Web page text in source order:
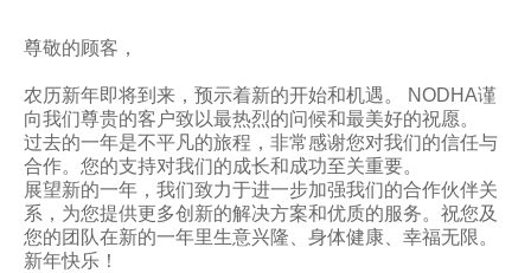
尊敬的顾客，
农历新年即将到来，预示着新的开始和机遇。 NODHA谨
向我们尊贵的客户致以最热烈的问候和最美好的祝愿。
过去的一年是不平凡的旅程，非常感谢您对我们的信任与
合作。您的支持对我们的成长和成功至关重要。
展望新的一年，我们致力于进一步加强我们的合作伙伴关
系，为您提供更多创新的解决方案和优质的服务。祝您及
您的团队在新的一年里生意兴隆、身体健康、幸福无限。
新年快乐！